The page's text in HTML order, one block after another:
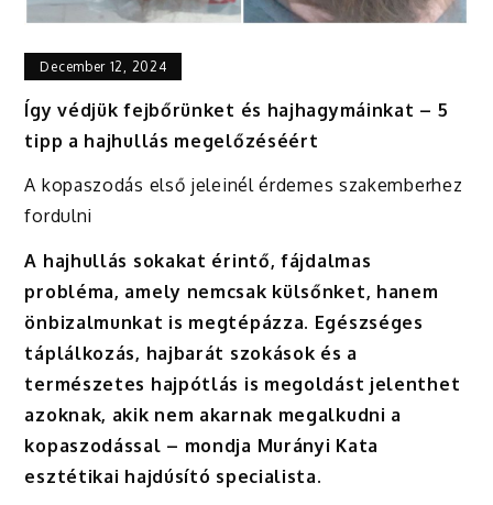
December 12, 2024
Így védjük fejbőrünket és hajhagymáinkat – 5
tipp a hajhullás megelőzéséért
A kopaszodás első jeleinél érdemes szakemberhez
fordulni
A hajhullás sokakat érintő, fájdalmas
probléma, amely nemcsak külsőnket, hanem
önbizalmunkat is megtépázza. Egészséges
táplálkozás, hajbarát szokások és a
természetes hajpótlás is megoldást jelenthet
azoknak, akik nem akarnak megalkudni a
kopaszodással – mondja Murányi Kata
esztétikai hajdúsító specialista.